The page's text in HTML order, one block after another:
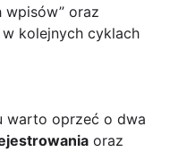
wpisów” oraz
kolejnych cyklach
warto oprzeć o dwa
oraz